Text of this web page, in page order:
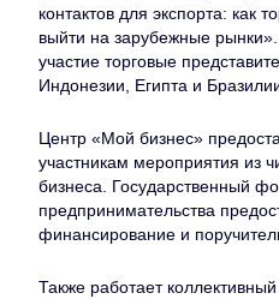
контактов для экспорта: как
выйти на зарубежные
участие торговые
Индонезии, Египта и
Центр «Мой бизнес»
участникам мероприятия из
бизнеса. Государственный
предпринимательства
финансирование и
Также работает